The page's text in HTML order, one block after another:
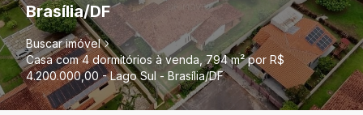
Brasília/DF
Buscar imóvel
Casa com 4 dormitórios à venda, 794 m² por R$
4.200.000,00 - Lago Sul - Brasília/DF